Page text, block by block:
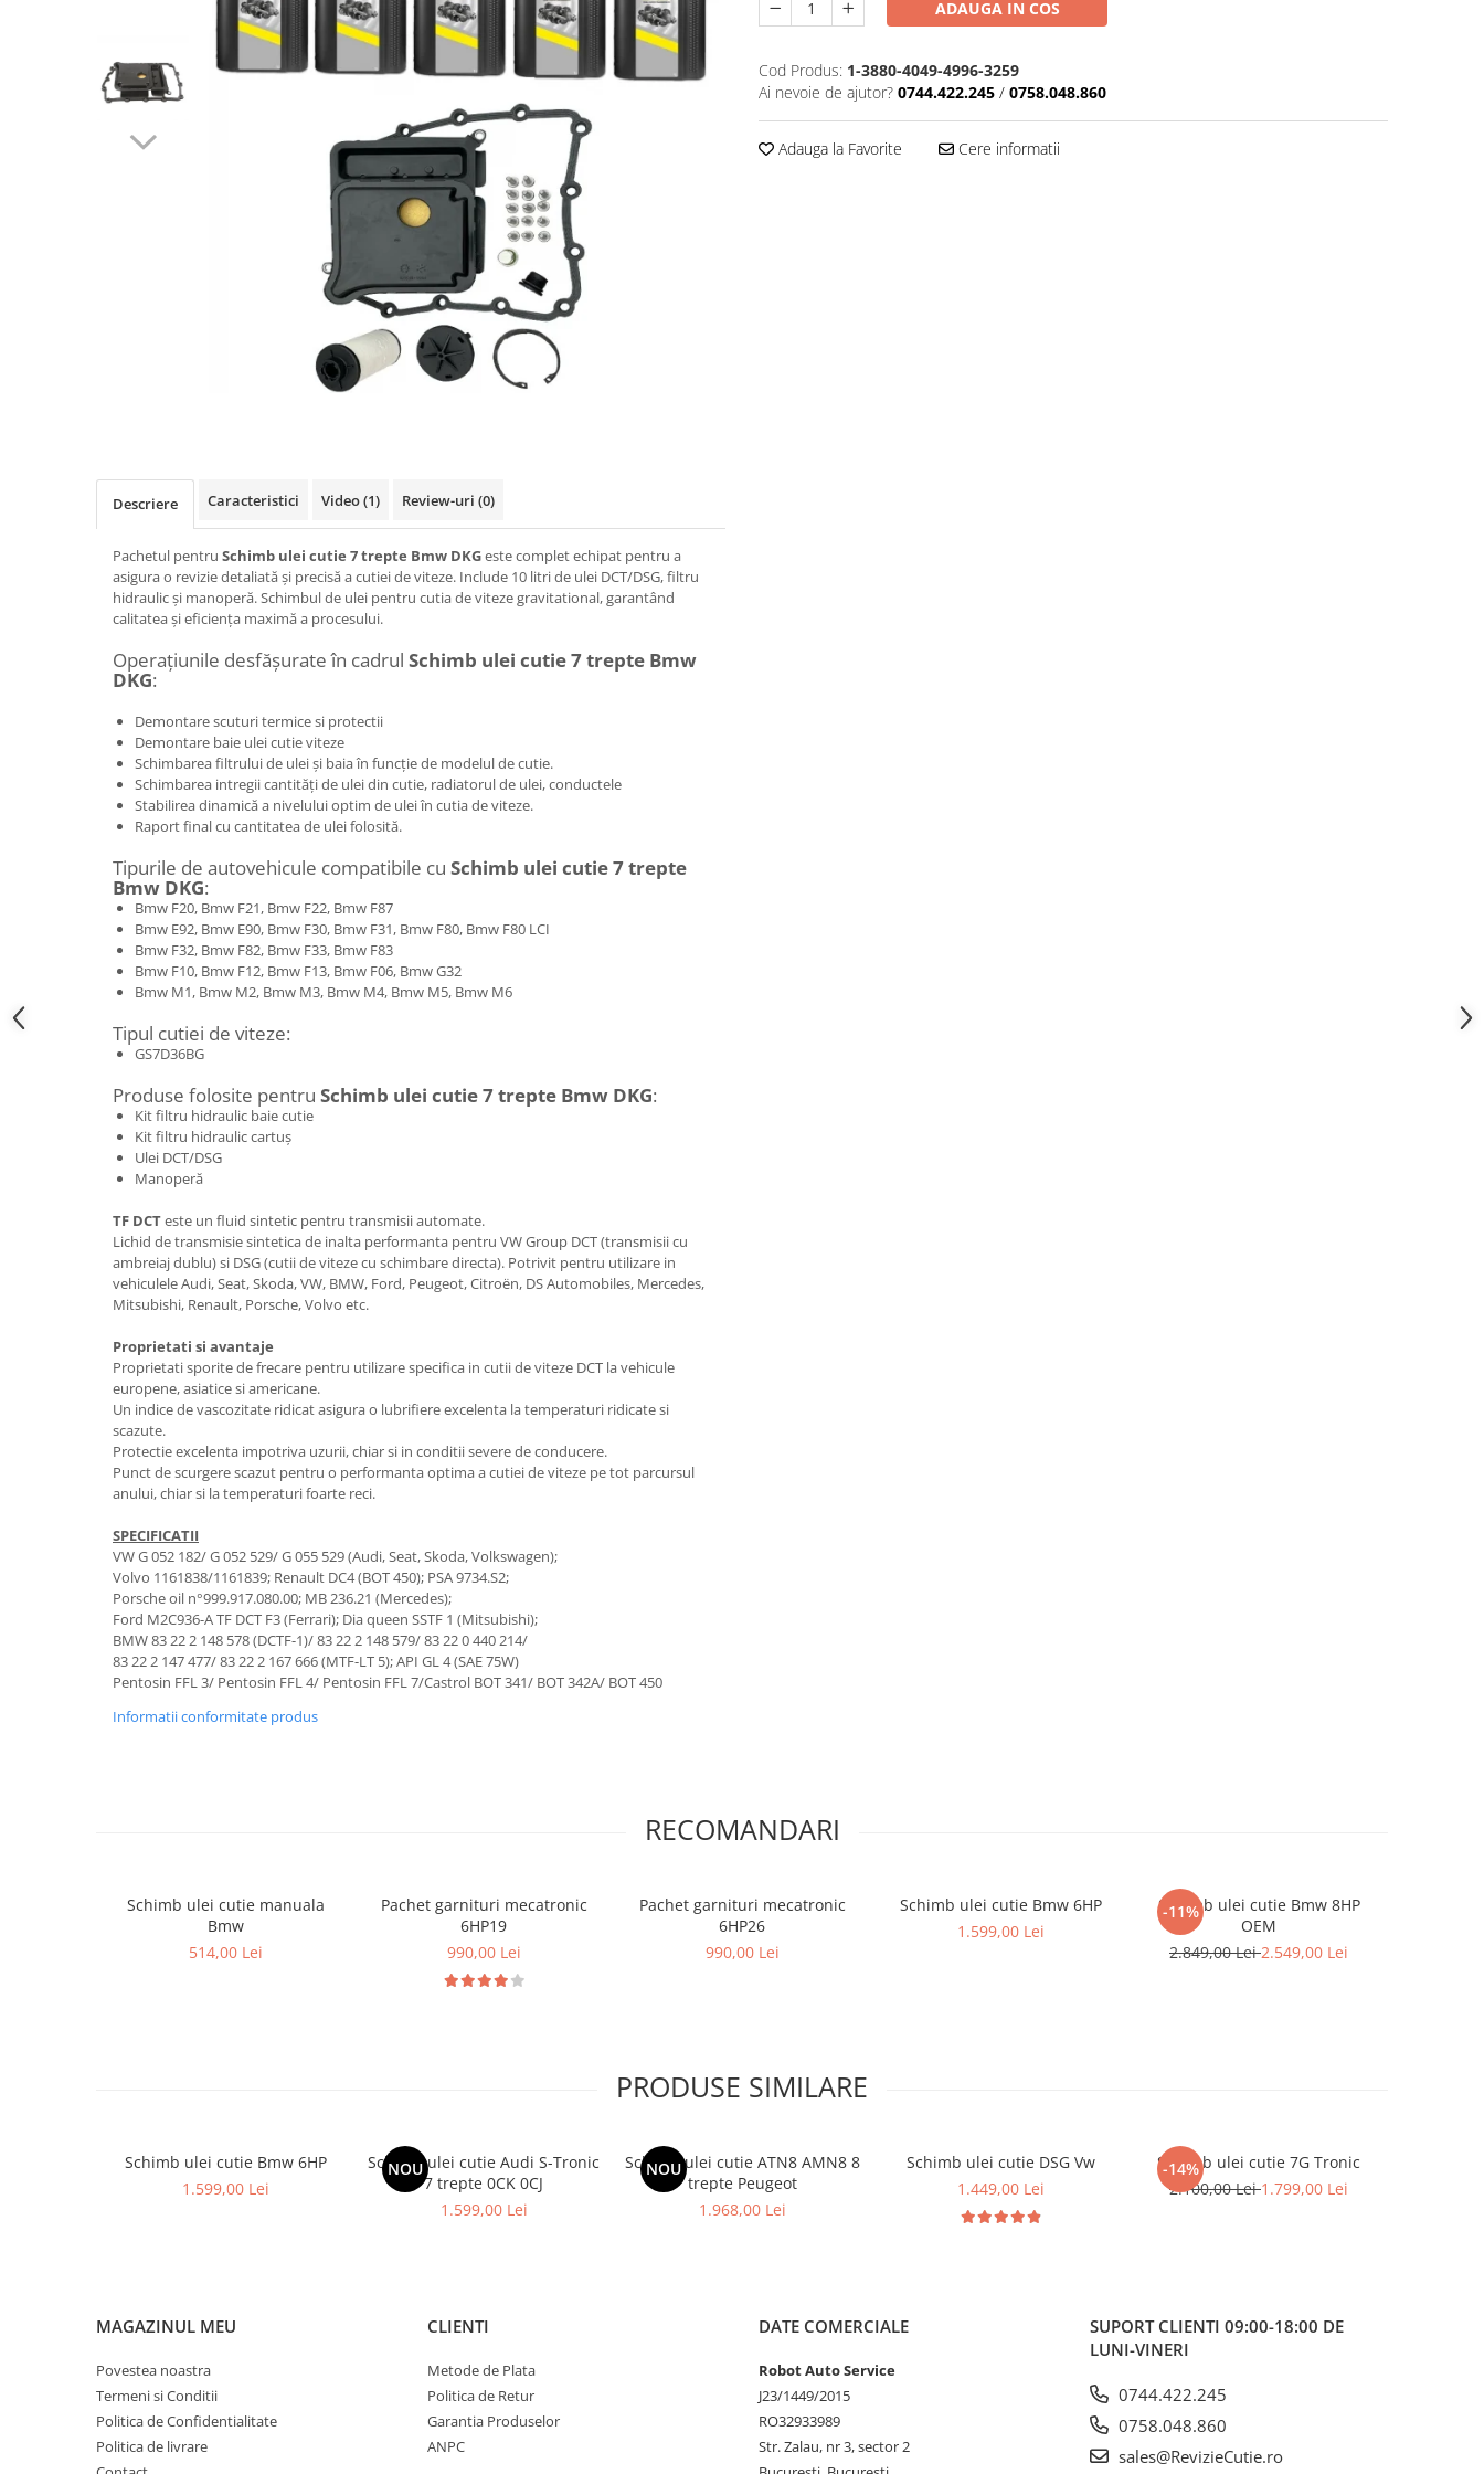
ADAUGA IN COS
Cod Produs: 1-3880-4049-4996-3259
Ai nevoie de ajutor? 0744.422.245 / 0758.048.860
Adauga la Favorite Cere informatii
Descriere Caracteristici Video(1) Review-uri (0)
Pachetul pentru Schimb ulei cutie 7 trepte Bmw DKGeste complet echipat pentru a
asigura o revizie detaliată și precisă a cutiei de viteze. Include 10 litri de ulei DCT/DSG, filtru
hidraulic și manoperă. Schimbul de ulei pentru cutia de viteze gravitational, garantând
calitatea și eficiența maximă a procesului.
Operațiunile desfășurate în cadrul Schimb ulei cutie 7 trepte Bmw
DKG:
Demontare scuturi termice si protectii
Demontare baie ulei cutie viteze
Schimbarea filtrului de ulei și baia în funcție de modelul de cutie.
Schimbarea intregii cantități de ulei din cutie, radiatorul de ulei, conductele
Stabilirea dinamică a nivelului optim de ulei în cutia de viteze.
Raport final cu cantitatea de ulei folosită.
Tipurile de autovehicule compatibile cu Schimb ulei cutie 7 trepte
Bmw DKG:
Bmw F20, Bmw F21, Bmw F22, Bmw F87
Bmw E92, Bmw E90, Bmw F30, Bmw F31, Bmw F80, Bmw F80 LCI
Bmw F32, Bmw F82, Bmw F33, Bmw F83
Bmw F10, Bmw F12, Bmw F13, Bmw F06, Bmw G32
Bmw M1, Bmw M2, Bmw M3, Bmw M4, Bmw M5, Bmw M6
Tipul cutiei de viteze:
GS7D36BG
Produse folosite pentru Schimb ulei cutie 7 trepte Bmw DKG:
Kit filtru hidraulic baie cutie
Kit filtru hidraulic cartuș
Ulei DCT/DSG
Manoperă
TF DCTeste un fluid sintetic pentru transmisii automate.
Lichid de transmisie sintetica de inalta performanta pentru VW Group DCT (transmisii cu
ambreiaj dublu) si DSG (cutii de viteze cu schimbare directa). Potrivit pentru utilizare in
vehiculele Audi, Seat, Skoda, VW, BMW, Ford, Peugeot, Citroën, DS Automobiles, Mercedes,
Mitsubishi, Renault, Porsche, Volvo etc.
Proprietati si avantaje
Proprietati sporite de frecare pentru utilizare specifica in cutii de viteze DCT la vehicule
europene, asiatice si americane.
Un indice de vascozitate ridicat asigura o lubrifiere excelenta la temperaturi ridicate si
scazute.
Protectie excelenta impotriva uzurii, chiar si in conditii severe de conducere.
Punct de scurgere scazut pentru o performanta optima a cutiei de viteze pe tot parcursul
anului, chiar si la temperaturi foarte reci.
SPECIFICATII
VW G 052 182/ G 052 529/ G 055 529 (Audi, Seat, Skoda, Volkswagen);
Volvo 1161838/1161839; Renault DC4 (BOT 450); PSA 9734.S2;
Porsche oil n°999.917.080.00; MB 236.21 (Mercedes);
Ford M2C936-A TF DCT F3 (Ferrari); Dia queen SSTF 1 (Mitsubishi);
BMW 83 22 2 148 578 (DCTF-1)/ 83 22 2 148 579/ 83 22 0 440 214/
83 22 2 147 477/ 83 22 2 167 666 (MTF-LT 5); API GL 4 (SAE 75W)
Pentosin FFL 3/ Pentosin FFL 4/ Pentosin FFL 7/Castrol BOT 341/ BOT 342A/ BOT 450
Informatii conformitate produs
RECOMANDARI
Schimb ulei cutie manuala
Bmw
514,00 Lei
Pachet garnituri mecatronic
6HP19
990,00 Lei
Pachet garnituri mecatronic
6HP26
990,00 Lei
Schimb ulei cutie Bmw 6HP
1.599,00 Lei
-11%
Schimb ulei cutie Bmw 8HP
OEM
2.849,00 Lei2.549,00 Lei
PRODUSE SIMILARE
Schimb ulei cutie Bmw 6HP
1.599,00 Lei
NOU
Schimb ulei cutie Audi S-Tronic
7 trepte 0CK 0CJ
1.599,00 Lei
NOU
Schimb ulei cutie ATN8 AMN8 8
trepte Peugeot
1.968,00 Lei
Schimb ulei cutie DSG Vw
1.449,00 Lei
-14%
Schimb ulei cutie 7G Tronic
2.100,00 Lei1.799,00 Lei
MAGAZINUL MEU
Povestea noastra
Termeni si Conditii
Politica de Confidentialitate
Politica de livrare
CLIENTI
Metode de Plata
Politica de Retur
Garantia Produselor
ANPC
DATE COMERCIALE
Robot Auto Service
J23/1449/2015
RO32933989
Str. Zalau, nr 3, sector 2
SUPORT CLIENTI 09:00-18:00 DE
LUNI-VINERI
0744.422.245
0758.048.860
sales@RevizieCutie.ro